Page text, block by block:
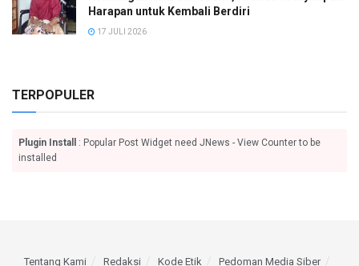
Harapan untuk Kembali Berdiri
17 JULI 2026
TERPOPULER
Plugin Install
: Popular Post Widget need JNews - View Counter to be
installed
Tentang Kami Redaksi Kode Etik Pedoman Media Siber